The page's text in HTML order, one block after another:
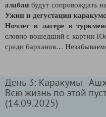
алабаи будут сопровождать
Ужин и дегустация
Ночлег в лагере в
словно вошедший с картин
среди барханов…
День 3: Каракумы -
Всю жизнь по этой
(14.09.2025)